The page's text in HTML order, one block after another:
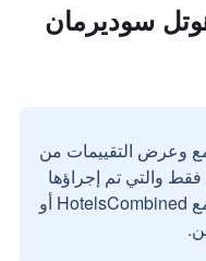
سوديرمان
وعرض التقييمات من
والتي تم إجراؤها
بواسطة مستخدمين حقيقيين مع HotelsCombined أو